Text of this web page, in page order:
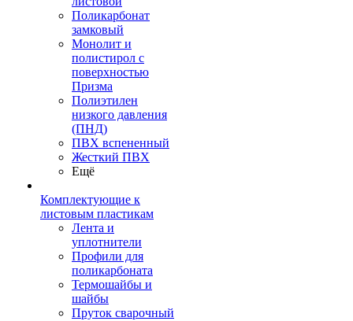
Поликарбонат
замковый
Монолит и
полистирол с
поверхностью
Призма
Полиэтилен
низкого давления
(ПНД)
ПВХ вспененный
Жесткий ПВХ
Ещё
Комплектующие к
листовым пластикам
Лента и
уплотнители
Профили для
поликарбоната
Термошайбы и
шайбы
Пруток сварочный